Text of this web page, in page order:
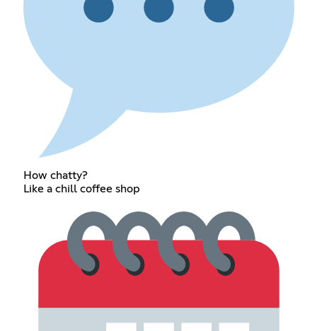
How chatty?
Like a chill coffee shop